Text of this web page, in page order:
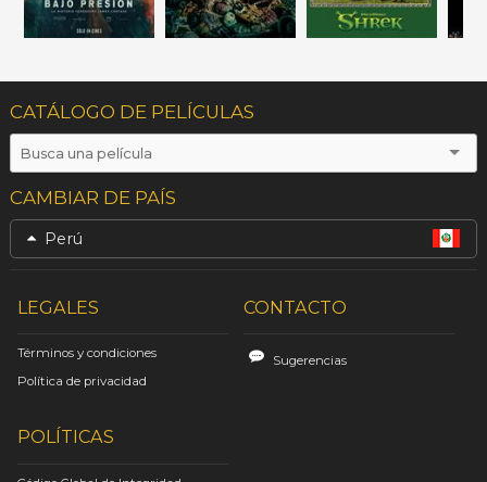
CATÁLOGO DE PELÍCULAS
CAMBIAR DE PAÍS
Perú
LEGALES
Términos y condiciones
Política de privacidad
CONTACTO
Sugerencias
POLÍTICAS